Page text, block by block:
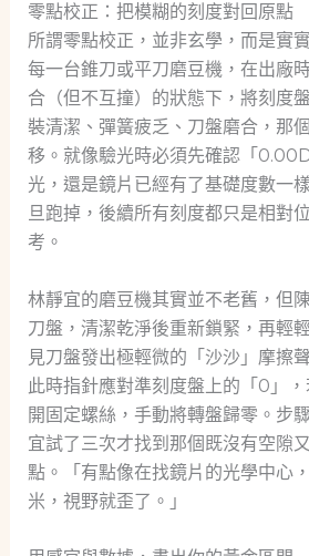
零點校正：把模糊的刻度對回原點
所謂零點校正，並非玄學，而是實
每一台錐刀或平刀磨豆機，在出廠
合（但不互撞）的狀態下，將刻度
裝清潔、彈簧疲乏、刀盤磨合，那
移。就像驗光時必須先確認「
光，還是鏡片已經有了基礎度數一
旦跑掉，後續所有刻度都只是相對
考。
林靜宜的磨豆機其實並不老舊，但
刀盤，清潔乾淨後重新鎖緊，再輕
見刀盤發出極輕微的「沙沙」摩擦
此時指針應對準刻度盤上的「0」
開固定螺絲，手動將轉盤歸零。步
宜試了三次才找到那個既沒有空隙
點。「有點像在找鏡片的光學中心
米，視野就歪了。」